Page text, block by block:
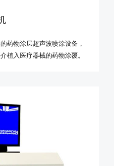
药物涂层超声波喷涂设备，
植入医疗器械的药物涂覆。